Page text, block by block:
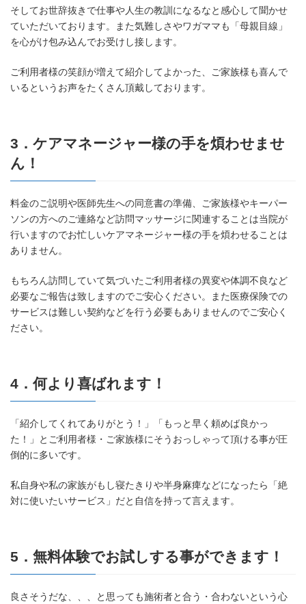
そしてお世辞抜きで仕事や人生の教訓になるなと感心して聞かせ
ていただいております。また気難しさやワガママも「母親目線」
を心がけ包み込んでお受けし接します。
ご利用者様の笑顔が増えて紹介してよかった、ご家族様も喜んで
いるというお声をたくさん頂戴しております。
3．ケアマネージャー様の手を煩わせませ
ん！
料金のご説明や医師先生への同意書の準備、ご家族様やキーパー
ソンの方へのご連絡など訪問マッサージに関連することは当院が
行いますのでお忙しいケアマネージャー様の手を煩わせることは
ありません。
もちろん訪問していて気づいたご利用者様の異変や体調不良など
必要なご報告は致しますのでご安心ください。また医療保険での
サービスは難しい契約などを行う必要もありませんのでご安心く
ださい。
4．何より喜ばれます！
「紹介してくれてありがとう！」「もっと早く頼めば良かっ
た！」とご利用者様・ご家族様にそうおっしゃって頂ける事が圧
倒的に多いです。
私自身や私の家族がもし寝たきりや半身麻痺などになったら「絶
対に使いたいサービス」だと自信を持って言えます。
5．無料体験でお試しする事ができます！
良さそうだな、、、と思っても施術者と合う・合わないという心